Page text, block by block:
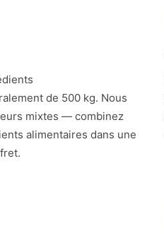
de 500 kg. Nous
mixtes — combinez
alimentaires dans une